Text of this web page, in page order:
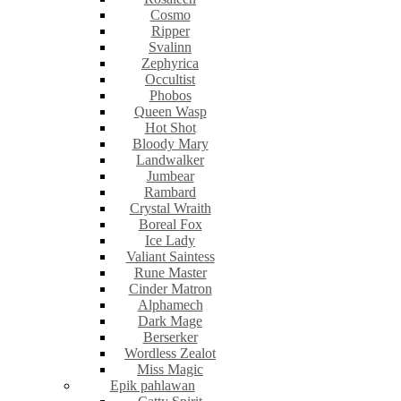
Cosmo
Ripper
Svalinn
Zephyrica
Occultist
Phobos
Queen Wasp
Hot Shot
Bloody Mary
Landwalker
Jumbear
Rambard
Crystal Wraith
Boreal Fox
Ice Lady
Valiant Saintess
Rune Master
Cinder Matron
Alphamech
Dark Mage
Berserker
Wordless Zealot
Miss Magic
Epik pahlawan